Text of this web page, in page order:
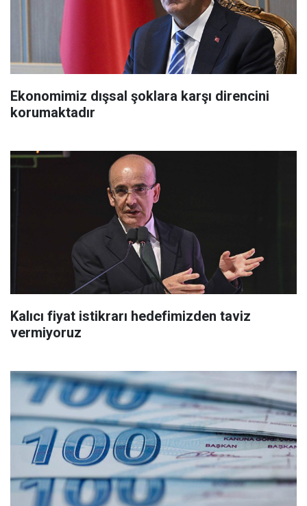
Ekonomimiz dışsal şoklara karşı direncini
korumaktadır
Kalıcı fiyat istikrarı hedefimizden taviz
vermiyoruz